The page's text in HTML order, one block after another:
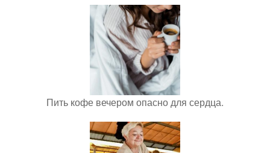
Пить кофе вечером опасно для сердца.